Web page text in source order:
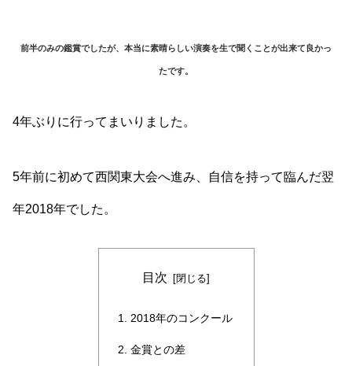
前半のみの鑑賞でしたが、本当に素晴らしい演奏を生で聞くことが出来て良かっ
たです。
4年ぶりに行ってまいりました。
5年前に初めて西関東大会へ進み、自信を持って臨んだ翌
年2018年でした。
目次
2018年のコンクール
金賞との差